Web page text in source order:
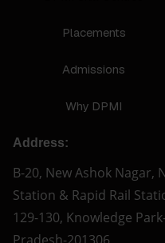
Placements
Admissions
Why DPMI
Address:
B-20, New Ashok Nagar,
Station & Rapid Rail
129-130, Knowledge